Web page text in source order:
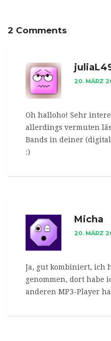
2 Comments
20. MÄRZ
Oh halloho! Sehr
allerdings vermuten
Bands in deiner
:)
Micha
20. MÄRZ
Ja, gut kombiniert, ich
genommen, dort habe
anderen MP3-Player